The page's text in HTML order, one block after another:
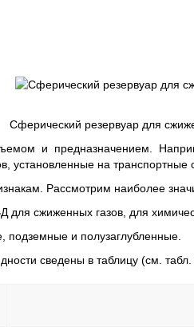
Сферический резервуар для
и предназначением.
установленные на транспортные
Рассмотрим наиболее
для сжиженных газов, для
и полузаглубленные.
сведены в таблицу (см. табл.